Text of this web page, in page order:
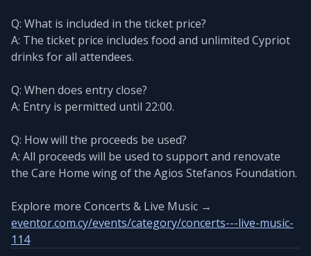
Q: What is included in the ticket price?
A: The ticket price includes food and unlimited Cypriot
drinks for all attendees.
Q: When does entry close?
A: Entry is permitted until 22:00.
Q: How will the proceeds be used?
A: All proceeds will be used to support and renovate
the Care Home wing of the Agios Stefanos Foundation.
Explore more Concerts & Live Music →
eventor.com.cy/events/category/concerts---live-music-
114